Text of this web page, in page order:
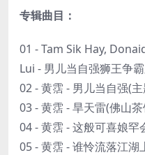
专辑曲目：
01 - Tam Sik Hay,
Lui - 男儿当自强狮王争
02 - 黄霑 - 男儿当自强(
03 - 黄霑 - 旱天雷(佛山
04 - 黄霑 - 这般可喜娘罕
05 - 黄霑 - 谁怜流落江湖